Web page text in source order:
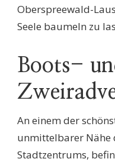
Oberspreewald-
Seele baumeln zu
Boots-
An einem der
unmittelbarer Nähe
Stadtzentrums,